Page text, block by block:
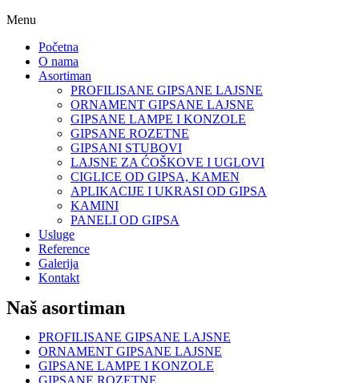
Menu
Početna
O nama
Asortiman
PROFILISANE GIPSANE LAJSNE
ORNAMENT GIPSANE LAJSNE
GIPSANE LAMPE I KONZOLE
GIPSANE ROZETNE
GIPSANI STUBOVI
LAJSNE ZA ĆOŠKOVE I UGLOVI
CIGLICE OD GIPSA, KAMEN
APLIKACIJE I UKRASI OD GIPSA
KAMINI
PANELI OD GIPSA
Usluge
Reference
Galerija
Kontakt
Naš asortiman
PROFILISANE GIPSANE LAJSNE
ORNAMENT GIPSANE LAJSNE
GIPSANE LAMPE I KONZOLE
GIPSANE ROZETNE